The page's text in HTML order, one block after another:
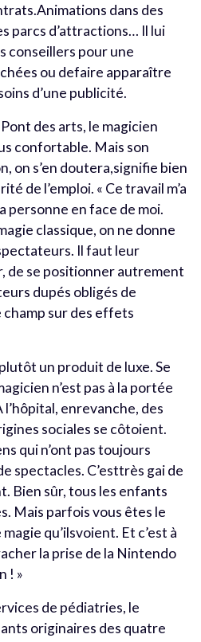
dans des
parcs d’attractions… Il lui
conseillers pour une
ou defaire apparaître
d’une publicité.
des arts, le magicien
confortable. Mais son
on s’en doutera,signifie bien
de l’emploi. « Ce travail m’a
personne en face de moi.
classique, on ne donne
Il faut leur
de se positionner autrement
dupés obligés de
champ sur des effets
un produit de luxe. Se
n’est pas à la portée
enrevanche, des
sociales se côtoient.
qui n’ont pas toujours
spectacles. C’esttrès gai de
Bien sûr, tous les enfants
Mais parfois vous êtes le
qu’ilsvoient. Et c’est à
la prise de la Nintendo
! »
de pédiatries, le
originaires des quatre